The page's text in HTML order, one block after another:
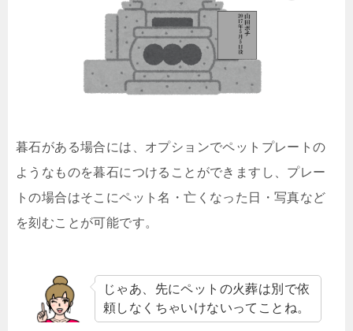
暮石がある場合には、オプションでペットプレートの
ようなものを暮石につけることができますし、プレー
トの場合はそこにペット名・亡くなった日・写真など
を刻むことが可能です。
じゃあ、先にペットの火葬は別で依
頼しなくちゃいけないってことね。